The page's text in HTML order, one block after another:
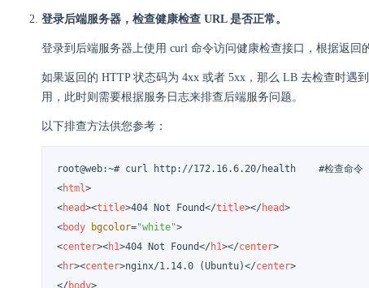
登录后端服务器，检查健康检查 URL 是否正常。
登录到后端服务器上使用 curl 命令访问健康检查接口，根据返回
如果返回的 HTTP 状态码为 4xx 或者 5xx，那么 LB 去检查时遇
用，此时则需要根据服务日志来排查后端服务问题。
以下排查方法供您参考：
root@web:~# curl http://172.16.6.20/health    #检查命
<html>
<head><title>404 Not Found</title></ head>
<body bgcolor="white">
<center><h1>404 Not Found</ h1></center>
<hr><center>nginx/1.14.0 (Ubuntu)</center>
</ body>